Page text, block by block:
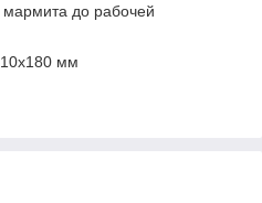
до рабочей
мм